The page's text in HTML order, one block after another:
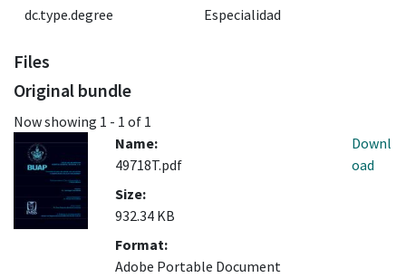
dc.type.degree Especialidad
Files
Original bundle
Now showing 1 - 1 of 1
Name:
49718T.pdf
Size:
932.34 KB
Format:
Adobe Portable Document
Downl
oad